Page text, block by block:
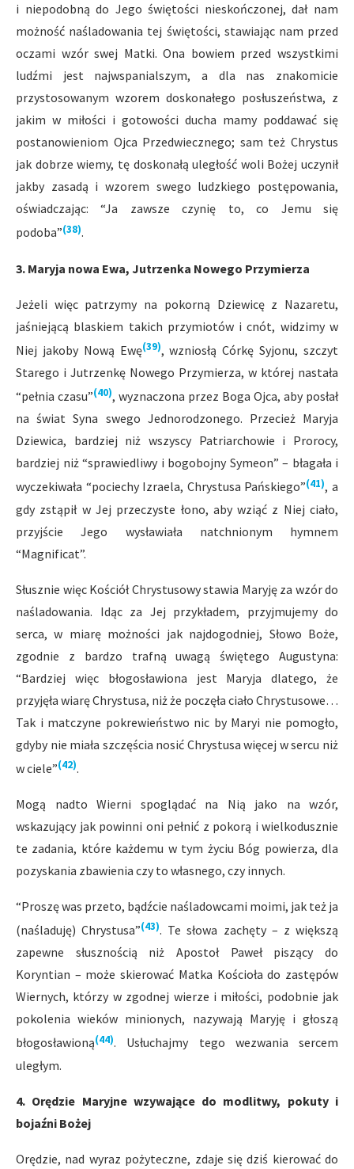
i niepodobną do Jego świętości nieskończonej, dał nam
możność naśladowania tej świętości, stawiając nam przed
oczami wzór swej Matki. Ona bowiem przed wszystkimi
ludźmi jest najwspanialszym, a dla nas znakomicie
przystosowanym wzorem doskonałego posłuszeństwa, z
jakim w miłości i gotowości ducha mamy poddawać się
postanowieniom Ojca Przedwiecznego; sam też Chrystus
jak dobrze wiemy, tę doskonałą uległość woli Bożej uczynił
jakby zasadą i wzorem swego ludzkiego postępowania,
oświadczając: “Ja zawsze czynię to, co Jemu się
podoba”(38).
3. Maryja nowa Ewa, Jutrzenka Nowego Przymierza
Jeżeli więc patrzymy na pokorną Dziewicę z Nazaretu,
jaśniejącą blaskiem takich przymiotów i cnót, widzimy w
Niej jakoby Nową Ewę(39), wzniosłą Córkę Syjonu, szczyt
Starego i Jutrzenkę Nowego Przymierza, w której nastała
“pełnia czasu”(40), wyznaczona przez Boga Ojca, aby posłał
na świat Syna swego Jednorodzonego. Przecież Maryja
Dziewica, bardziej niż wszyscy Patriarchowie i Prorocy,
bardziej niż “sprawiedliwy i bogobojny Symeon” – błagała i
wyczekiwała “pociechy Izraela, Chrystusa Pańskiego”(41), a
gdy zstąpił w Jej przeczyste łono, aby wziąć z Niej ciało,
przyjście Jego wysławiała natchnionym hymnem
“Magnificat”.
Słusznie więc Kościół Chrystusowy stawia Maryję za wzór do
naśladowania. Idąc za Jej przykładem, przyjmujemy do
serca, w miarę możności jak najdogodniej, Słowo Boże,
zgodnie z bardzo trafną uwagą świętego Augustyna:
“Bardziej więc błogosławiona jest Maryja dlatego, że
przyjęła wiarę Chrystusa, niż że poczęła ciało Chrystusowe…
Tak i matczyne pokrewieństwo nic by Maryi nie pomogło,
gdyby nie miała szczęścia nosić Chrystusa więcej w sercu niż
w ciele”(42).
Mogą nadto Wierni spoglądać na Nią jako na wzór,
wskazujący jak powinni oni pełnić z pokorą i wielkodusznie
te zadania, które każdemu w tym życiu Bóg powierza, dla
pozyskania zbawienia czy to własnego, czy innych.
“Proszę was przeto, bądźcie naśladowcami moimi, jak też ja
(naśladuję) Chrystusa”(43). Te słowa zachęty – z większą
zapewne słusznością niż Apostoł Paweł piszący do
Koryntian – może skierować Matka Kościoła do zastępów
Wiernych, którzy w zgodnej wierze i miłości, podobnie jak
pokolenia wieków minionych, nazywają Maryję i głoszą
błogosławioną(44). Usłuchajmy tego wezwania sercem
uległym.
4. Orędzie Maryjne wzywające do modlitwy, pokuty i
bojaźni Bożej
Orędzie, nad wyraz pożyteczne, zdaje się dziś kierować do